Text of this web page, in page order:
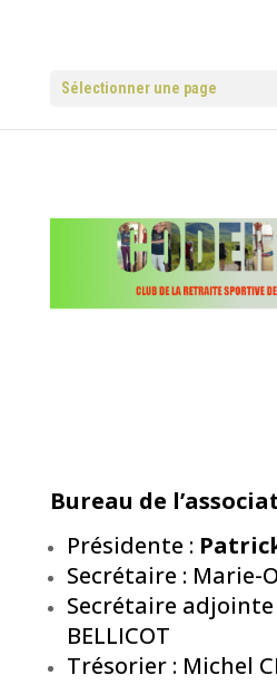
Sélectionner une page
Bureau de
Présidente :
Secrétaire : Marie-
Secrétaire adjointe
BELLICOT
Trésorier : Michel